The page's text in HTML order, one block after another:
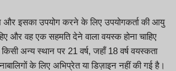
इसका उपयोग करने के लिए उपयोगकर्ता की आयु
और वह एक सहमति देने वाला वयस्क होना चाहिए
अन्य स्थान पर 21 वर्ष, जहाँ 18 वर्ष वयस्कता
के लिए अभिप्रेत या डिज़ाइन नहीं की गई है।